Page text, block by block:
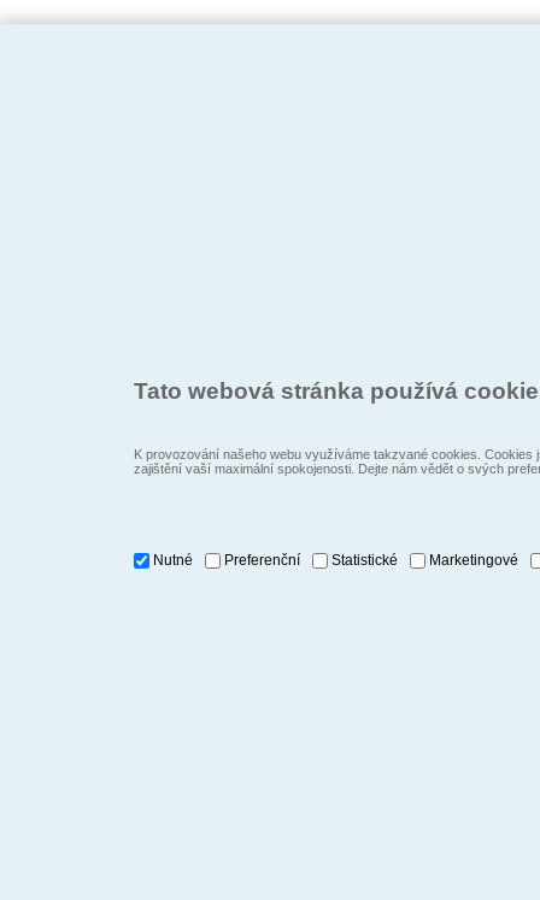
Tato webová stránka používá
K provozování našeho webu využíváme takzvané cookies.
zajištění vaší maximální spokojenosti. Dejte nám vědět o svých
Nutné Preferenční Statistické Marketingové